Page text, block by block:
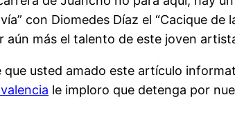
con Diomedes Díaz el “Cacique
aún más el talento de este joven
que usted amado este artículo
le imploro que detenga por